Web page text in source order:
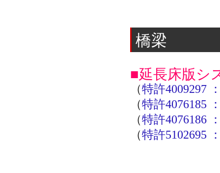
橋梁
■延長床版シ
（特許4009297
（特許4076185
（特許4076186
（特許5102695